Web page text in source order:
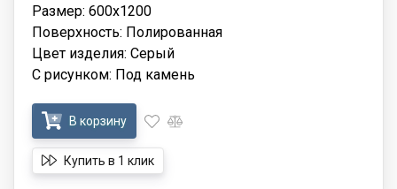
Размер: 600x1200
Поверхность: Полированная
Цвет изделия: Серый
С рисунком: Под камень
В корзину
Купить в 1 клик